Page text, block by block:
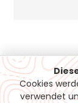
Support /
Cookies
verwendet